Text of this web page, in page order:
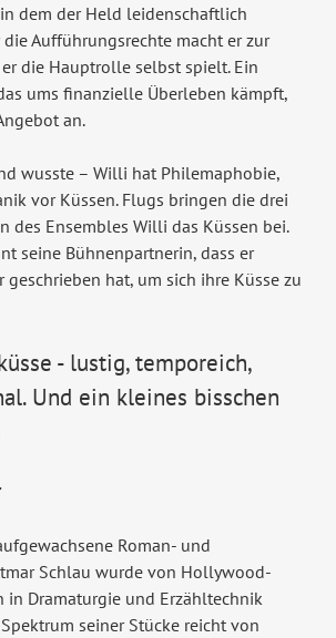
dem der Held leidenschaftlich
Aufführungsrechte macht er zur
die Hauptrolle selbst spielt. Ein
ums finanzielle Überleben kämpft,
an.
wusste – Willi hat Philemaphobie,
vor Küssen. Flugs bringen die drei
des Ensembles Willi das Küssen bei.
seine Bühnenpartnerin, dass er
geschrieben hat, um sich ihre Küsse zu
- lustig, temporeich,
Und ein kleines bisschen
Roman- und
Schlau wurde von Hollywood-
in Dramaturgie und Erzähltechnik
seiner Stücke reicht von